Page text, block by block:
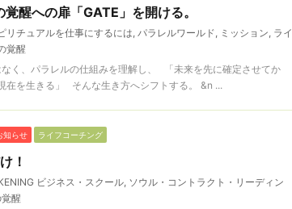
醒への扉「GATE」を開ける。
リチュアルを仕事にするには, パラレルワールド, ミッション, ライ
覚醒
く、パラレルの仕組みを理解し、 「未来を先に確定させてか
在を生きる」 そんな生き方へシフトする。 &n ...
知らせ ライフコーチング
！
ビジネス・スクール, ソウル・コントラクト・リーディン
醒